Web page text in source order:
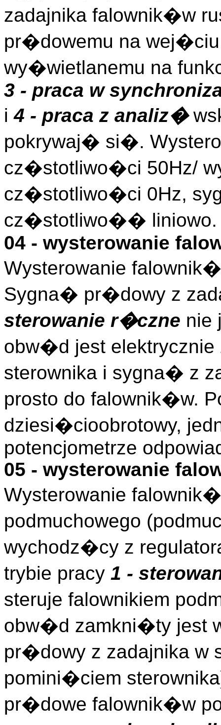
zadajnika falownik�w
pr�dowemu na wej�ciu
wy�wietlanemu na
3 - praca w
i4 - praca z analiz�
pokrywaj� si�.
cz�stotliwo�ci 50Hz/
cz�stotliwo�ci 0Hz,
cz�stotliwo�� liniowo.
04 - wysterowanie
Wysterowanie
Sygna� pr�dowy z
sterowanie r�czne nie
obw�d jest
sterownika i sygna� z
prosto do falownik�w.
dziesi�cioobrotowy,
potencjometrze
05 - wysterowanie
Wysterowanie
podmuchowego
wychodz�cy z
trybie pracy 1 -
steruje falownikiem
obw�d zamkni�ty jest
pr�dowy z zadajnika w
pomini�ciem
pr�dowe falownik�w